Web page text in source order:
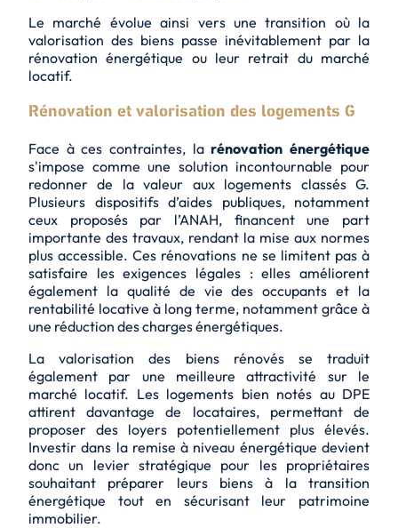
Le marché évolue ainsi vers une transition où la
valorisation des biens passe inévitablement par la
rénovation énergétique ou leur retrait du marché
locatif.
Rénovation et valorisation des logements G
Face à ces contraintes, larénovation énergétique
s'impose comme une solution incontournable pour
redonner de la valeur aux logements classés G.
Plusieurs dispositifs d’aides publiques, notamment
ceux proposés par l’ANAH, financent une part
importante des travaux, rendant la mise aux normes
plus accessible. Ces rénovations ne se limitent pas à
satisfaire les exigences légales : elles améliorent
également la qualité de vie des occupants et la
rentabilité locative à long terme, notamment grâce à
une réduction des charges énergétiques.
La valorisation des biens rénovés se traduit
également par une meilleure attractivité sur le
marché locatif. Les logements bien notés au DPE
attirent davantage de locataires, permettant de
proposer des loyers potentiellement plus élevés.
Investir dans la remise à niveau énergétique devient
donc un levier stratégique pour les propriétaires
souhaitant préparer leurs biens à la transition
énergétique tout en sécurisant leur patrimoine
immobilier.